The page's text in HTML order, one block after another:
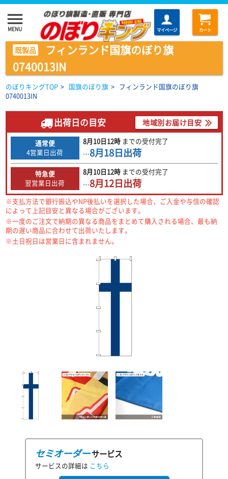
menu
MENU マイページ カート
既製品
フィンランド国旗のぼり旗
0740013IN
のぼりキングTOP > 国旗のぼり旗 > フィンランド国旗のぼり旗
0740013IN
出荷日の目安 地域別お届け目安
通常便
4営業日出荷
8月10日12時 までの受付完了
…8月18日出荷
特急便
翌営業日出荷
8月10日12時 までの受付完了
…8月12日出荷
※支払方法で銀行振込やNP後払いを選択した場合、ご入金や与信の確認
によって上記目安と異なる場合がございます。
※一度のご注文で納期の異なる商品をまとめて購入される場合、最も納
期の遅い商品に合わせて出荷いたします。
※土日祝日は営業日に含まれません。
セミオーダーサービス
サービスの詳細は こちら